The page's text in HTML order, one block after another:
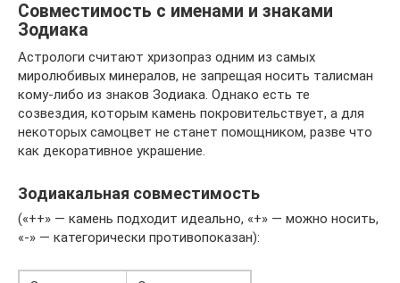
Совместимость с именами и знаками
Зодиака
Астрологи считают хризопраз одним из самых
миролюбивых минералов, не запрещая носить талисман
кому-либо из знаков Зодиака. Однако есть те
созвездия, которым камень покровительствует, а для
некоторых самоцвет не станет помощником, разве что
как декоративное украшение.
Зодиакальная совместимость
(«++» — камень подходит идеально, «+» — можно носить,
«-» — категорически противопоказан):